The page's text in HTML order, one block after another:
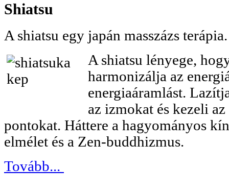
Shiatsu
A shiatsu egy japán masszázs terápia.
A shiatsu lényege,
harmonizálja az
energiaáramlást.
az izmokat és kezeli az
pontokat. Háttere a hagyományos
elmélet és a Zen-buddhizmus.
Tovább...